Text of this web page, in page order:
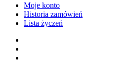
Moje konto
Historia zamówień
Lista życzeń